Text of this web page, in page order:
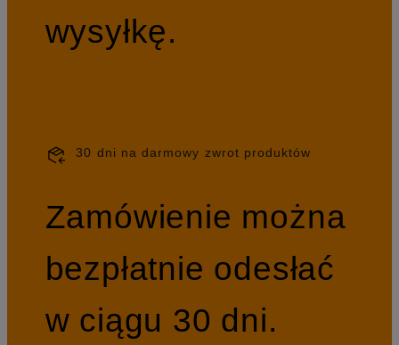
wysyłkę.
30 dni na darmowy zwrot produktów
Zamówienie można
bezpłatnie odesłać
w ciągu 30 dni.